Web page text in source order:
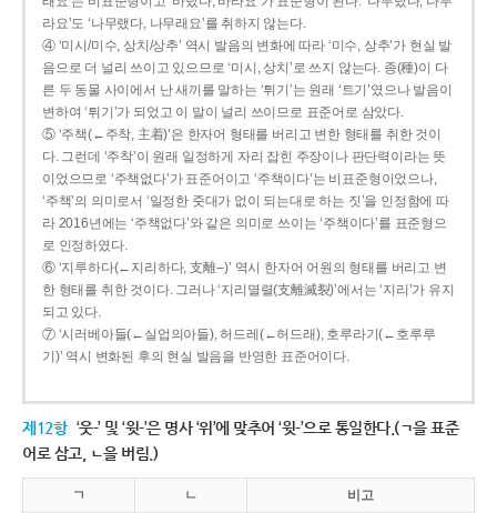
라요’도 ‘나무랬다, 나무래요’를 취하지 않는다.
④ ‘미시/미수, 상치/상추’ 역시 발음의 변화에 따라 ‘미수, 상추’가 현실 발
음으로 더 널리 쓰이고 있으므로 ‘미시, 상치’로 쓰지 않는다. 종(種)이 다
른 두 동물 사이에서 난 새끼를 말하는 ‘튀기’는 원래 ‘트기’였으나 발음이
변하여 ‘튀기’가 되었고 이 말이 널리 쓰이므로 표준어로 삼았다.
⑤ ‘주책(←주착, 主着)’은 한자어 형태를 버리고 변한 형태를 취한 것이
다. 그런데 ‘주착’이 원래 일정하게 자리 잡힌 주장이나 판단력이라는 뜻
이었으므로 ‘주책없다’가 표준어이고 ‘주책이다’는 비표준형이었으나,
‘주책’의 의미로서 ‘일정한 줏대가 없이 되는대로 하는 짓’을 인정함에 따
라 2016년에는 ‘주책없다’와 같은 의미로 쓰이는 ‘주책이다’를 표준형으
로 인정하였다.
⑥ ‘지루하다(←지리하다, 支離--)’ 역시 한자어 어원의 형태를 버리고 변
한 형태를 취한 것이다. 그러나 ‘지리멸렬(支離滅裂)’에서는 ‘지리’가 유지
되고 있다.
⑦ ‘시러베아들(←실업의아들), 허드레(←허드래), 호루라기(←호루루
기)’ 역시 변화된 후의 현실 발음을 반영한 표준어이다.
제12항 ‘웃-’ 및 ‘윗-’은 명사 ‘위’에 맞추어 ‘윗-’으로 통일한다.(ㄱ을 표준
어로 삼고, ㄴ을 버림.)
ㄱ ㄴ 비고